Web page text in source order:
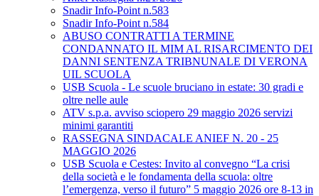
Snadir Info-Point n.583
Snadir Info-Point n.584
ABUSO CONTRATTI A TERMINE
CONDANNATO IL MIM AL RISARCIMENTO DEI
DANNI SENTENZA TRIBNUNALE DI VERONA
UIL SCUOLA
USB Scuola - Le scuole bruciano in estate: 30 gradi e
oltre nelle aule
ATV s.p.a. avviso sciopero 29 maggio 2026 servizi
minimi garantiti
RASSEGNA SINDACALE ANIEF N. 20 - 25
MAGGIO 2026
USB Scuola e Cestes: Invito al convegno “La crisi
della società e le fondamenta della scuola: oltre
l’emergenza, verso il futuro” 5 maggio 2026 ore 8-13 in